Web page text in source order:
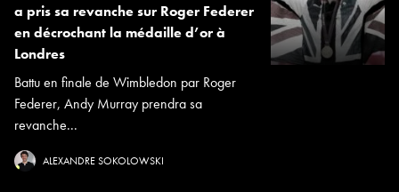
a pris sa revanche sur Roger Federer
en décrochant la médaille d’or à
Londres
Battu en finale de Wimbledon par Roger
Federer, Andy Murray prendra sa
revanche...
ALEXANDRE SOKOLOWSKI